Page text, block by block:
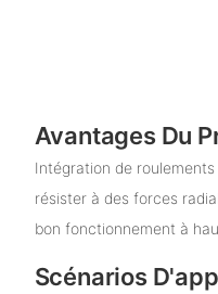
Avantages Du
Intégration de
résister à des forces
bon fonctionnement à
Scénarios